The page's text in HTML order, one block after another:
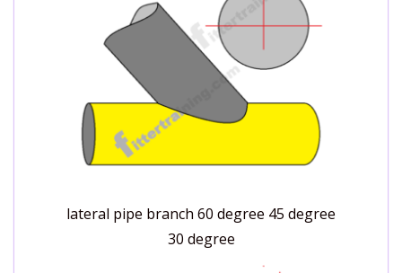
lateral pipe branch 60 degree 45 degree
30 degree